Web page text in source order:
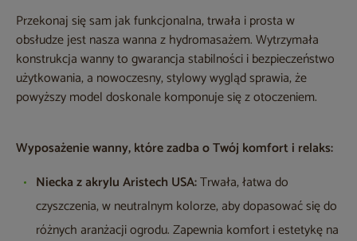
Przekonaj się sam jak funkcjonalna, trwała i prosta w
obsłudze jest nasza wanna z hydromasażem. Wytrzymała
konstrukcja wanny to gwarancja stabilności i bezpieczeństwo
użytkowania, a nowoczesny, stylowy wygląd sprawia, że
powyższy model doskonale komponuje się z otoczeniem.
Wyposażenie wanny, które zadba o Twój komfort i relaks:
Niecka z akrylu Aristech USA:Trwała, łatwa do
czyszczenia, w neutralnym kolorze, aby dopasować się do
różnych aranżacji ogrodu. Zapewnia komfort i estetykę na